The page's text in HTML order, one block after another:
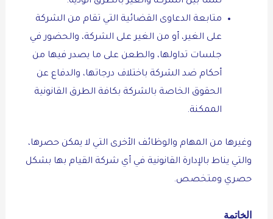
متابعة الدعاوى القضائية التي تقام من الشركة
على الغير، أو من الغير على الشركة، والحضور في
جلسات تداولها، والطعن على ما يصدر فيها من
أحكام ضد الشركة باختلاف درجاتها، والدفاع عن
الحقوق الخاصة بالشركة بكافة الطرق القانونية
الممكنة.
وغيرها من المهام والوظائف الأخرى التي لا يمكن حصرها،
والتي يناط بالإدارة القانونية في أي شركة القيام بها بشكل
حصري ومتخصص.
الخاتمة